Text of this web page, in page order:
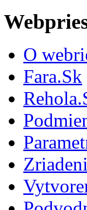
O
Fara.Sk